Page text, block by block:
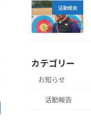
活動報告
カテゴリー
お知らせ
活動報告